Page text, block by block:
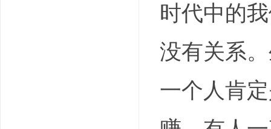
时代中的
没有关系
一个人肯